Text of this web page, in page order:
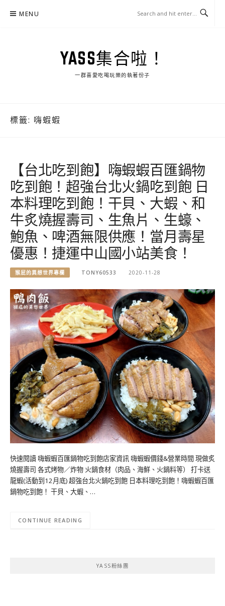
MENU
YASS集合啦！
一群喜愛吃喝玩樂的執著份子
標籤: 嗨蝦蝦
【台北吃到飽】嗨蝦蝦百匯鍋物
吃到飽！超強台北火鍋吃到飽 日
本料理吃到飽！干貝、大蝦、和
牛炙燒握壽司、生魚片、生蠔、
鮑魚、啤酒無限供應！當月壽星
優惠！捷運中山國小站美食！
猴屁的異想世界專欄 TONY60533 2020-11-28
快速閱讀 嗨蝦蝦百匯鍋物吃到飽店家資訊 嗨蝦蝦價錢&營業時間 現做炙
燒握壽司 各式烤物／炸物 火鍋食材（肉品、海鮮、火鍋料等） 打卡送
龍蝦(活動到12月底) 超強台北火鍋吃到飽 日本料理吃到飽！嗨蝦蝦百匯
鍋物吃到飽！ 干貝、大蝦、…
CONTINUE READING
YASS粉絲團